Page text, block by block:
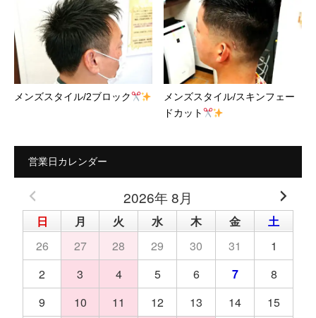
メンズスタイル/2ブロック
メンズスタイル/スキンフェー
ドカット
営業日カレンダー
2026年 8月
日 月 火 水 木 金
土
26
27 28 29 30 31
1
2
3 4 5 6 7
8
9
10 11 12 13 14
15